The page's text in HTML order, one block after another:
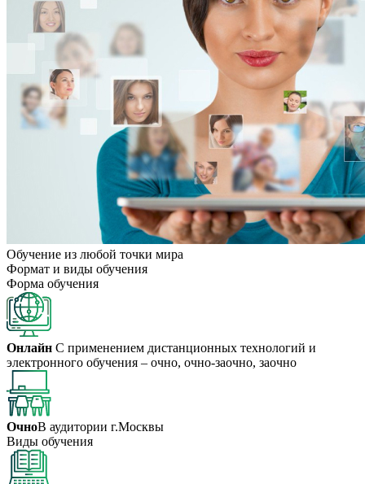
Обучение из любой точки мира
Формат и виды обучения
Форма обучения
Онлайн С применением дистанционных технологий и
электронного обучения – очно, очно-заочно, заочно
ОчноВ аудитории г.Москвы
Виды обучения